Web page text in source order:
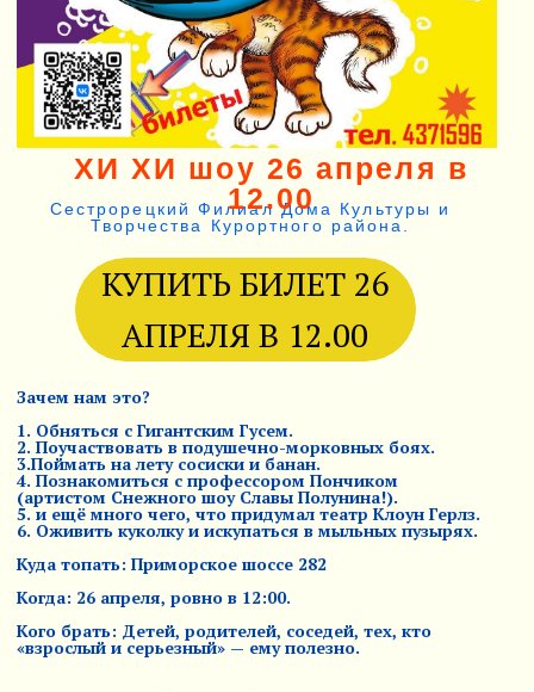
Режиссер Галина
Чернова